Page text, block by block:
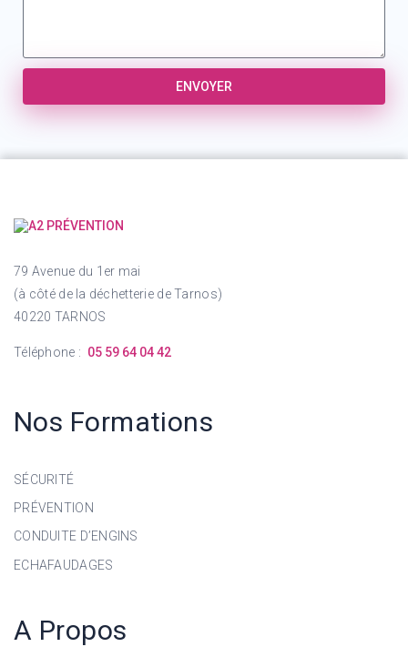
ENVOYER
79 Avenue du 1er mai
(à côté de la déchetterie de Tarnos)
40220 TARNOS
Téléphone : 05 59 64 04 42
Nos Formations
SÉCURITÉ
PRÉVENTION
CONDUITE D’ENGINS
ECHAFAUDAGES
A Propos